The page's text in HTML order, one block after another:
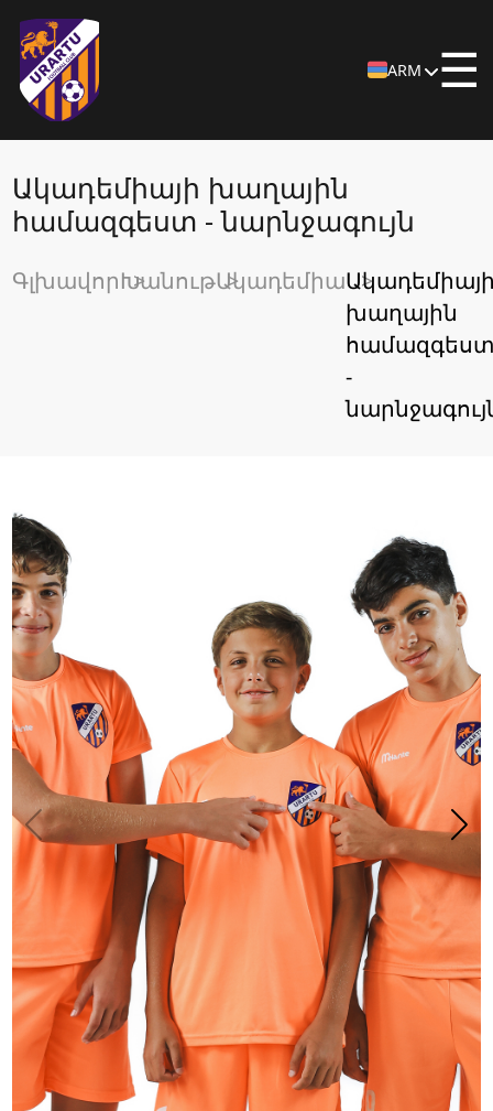
ARM ☰
Ակադեմիայի խաղային
համազգեստ - նարնջագույն
ԳլխավորԽանութԱկադեմիա
խաղային
համազգեստ
-